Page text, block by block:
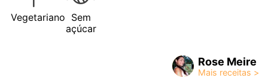
Vegetariano Sem
açúcar
Rose Meire